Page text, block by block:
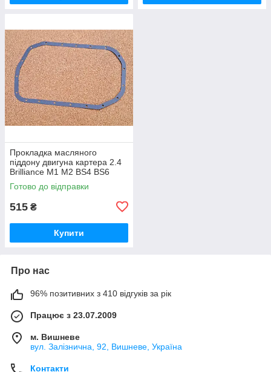
Прокладка масляного
піддону двигуна картера 2.4
Brilliance M1 M2 BS4 BS6
Брілліанс Бриллианс М1 М2
Готово до відправки
515 ₴
Купити
Про нас
96% позитивних з 410 відгуків за рік
Працює з 23.07.2009
м. Вишневе
вул. Залізнична, 92, Вишневе, Україна
Контакти